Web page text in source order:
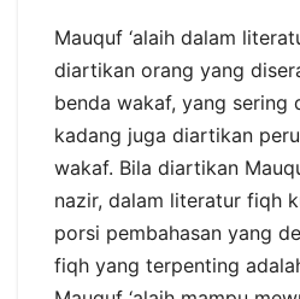
Mauquf ‘alaih dalam
diartikan orang yang
benda wakaf, yang sering
kadang juga diartikan
wakaf. Bila diartikan
nazir, dalam literatur fiqh
porsi pembahasan yang
fiqh yang terpenting